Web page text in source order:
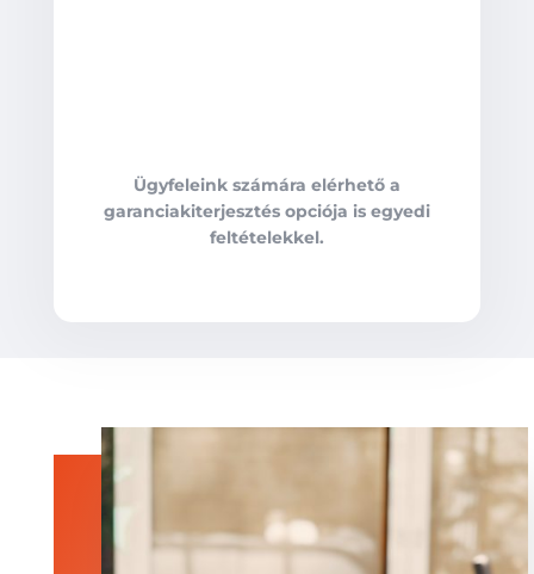
Ügyfeleink számára elérhető a
garanciakiterjesztés opciója is egyedi
feltételekkel.